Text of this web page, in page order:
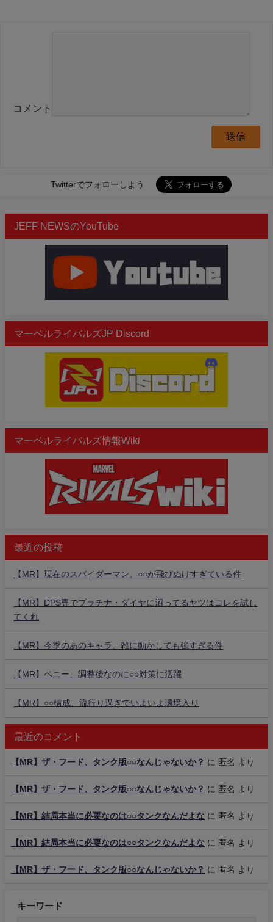
コメント
Twitterでフォローしよう
JEFF NEWSのYouTube
マーベルライバルズJP Discord
マーベルライバルズ情報Wiki
最近の投稿
【MR】現在のスパイダーマン、○○が飛びぬけすぎている件
【MR】DPS専でプラチナ・ダイヤに沼ってるヤツはコレを試し
てくれ
【MR】今季のあのキャラ、雑に動かしても強すぎる件
【MR】ペニー、調整後なのに○○対策に活躍
【MR】○○構成、流行り過ぎでいよいよ環境入り
最近のコメント
【MR】ザ・フード、タンク版○○なんじゃないか？ に 匿名 より
【MR】ザ・フード、タンク版○○なんじゃないか？ に 匿名 より
【MR】結局本当に必要なのは○○タンクなんだよな に 匿名 より
【MR】結局本当に必要なのは○○タンクなんだよな に 匿名 より
【MR】ザ・フード、タンク版○○なんじゃないか？ に 匿名 より
キーワード